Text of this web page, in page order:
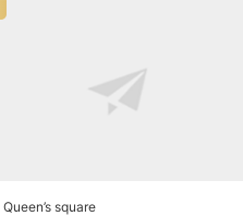
Queen’s square